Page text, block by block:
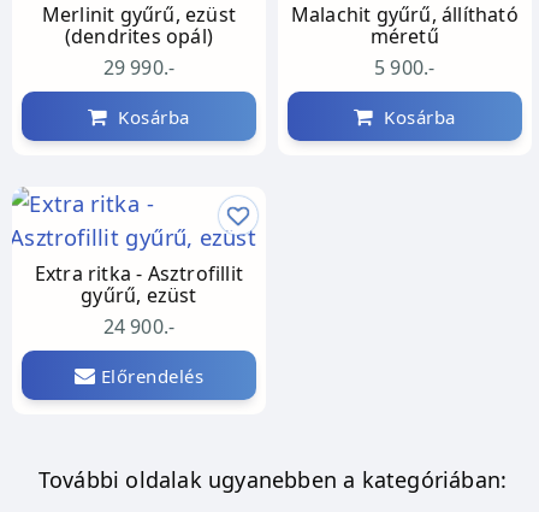
Merlinit gyűrű, ezüst
(dendrites opál)
29 990.-
Kosárba
Malachit gyűrű, állítható
méretű
5 900.-
Kosárba
Extra ritka - Asztrofillit
gyűrű, ezüst
24 900.-
Előrendelés
További oldalak ugyanebben a kategóriában: